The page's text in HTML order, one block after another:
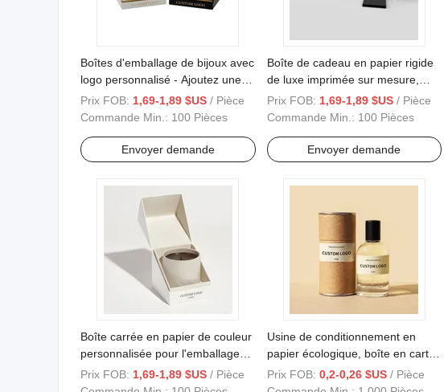
Boîtes d'emballage de bijoux avec
logo personnalisé - Ajoutez une
touche personnelle à votre
emballage de bijoux élégant
Prix FOB: 1,69-1,89 $US / Pièce
Commande Min.: 100 Pièces
Envoyer demande
Boîte de cadeau en papier rigide
de luxe imprimée sur mesure,
faite à la main, pour cosmétiques,
bijoux, parfum, avec fermeture
Prix FOB: 1,69-1,89 $US / Pièce
Commande Min.: 100 Pièces
Envoyer demande
Boîte carrée en papier de couleur
personnalisée pour l'emballage
de cadeaux, boîte pour bougie
Prix FOB: 1,69-1,89 $US / Pièce
Usine de conditionnement en
papier écologique, boîte en carton
ondulé personnalisée avec logo
imprimé
Prix FOB: 0,2-0,26 $US / Pièce